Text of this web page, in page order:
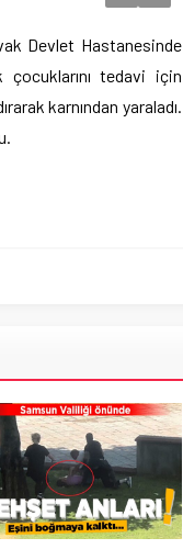
Devlet Hastanesinde
tedavi için
karnından yaraladı.